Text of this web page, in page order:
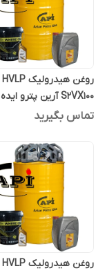
S2VX100 آرین پترو ایده یک لیتری
تماس بگیرید